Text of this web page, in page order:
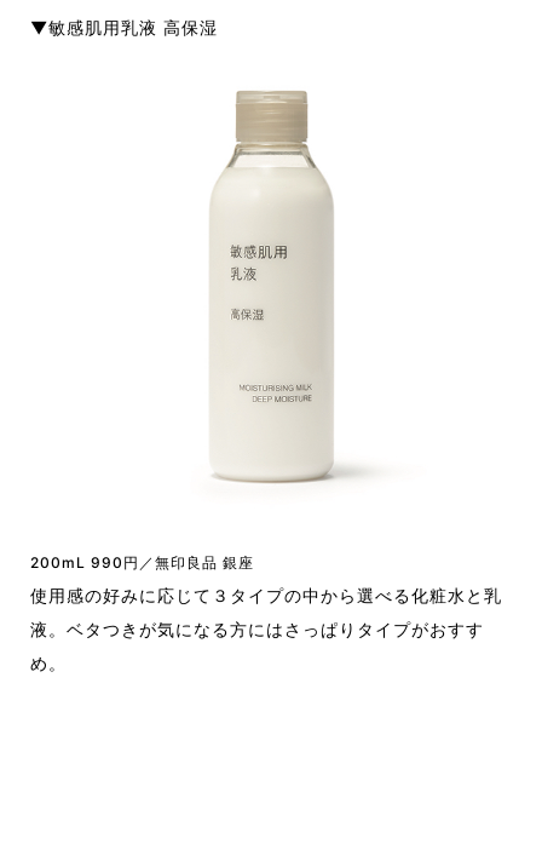
▼敏感肌用乳液 高保湿
200mL 990円／無印良品 銀座
使用感の好みに応じて３タイプの中から選べる化粧水と乳
液。ベタつきが気になる方にはさっぱりタイプがおすす
め。